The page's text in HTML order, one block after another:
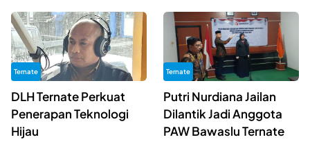
Ternate
DLH Ternate Perkuat
Penerapan Teknologi
Hijau
Ternate
Putri Nurdiana Jailan
Dilantik Jadi Anggota
PAW Bawaslu Ternate